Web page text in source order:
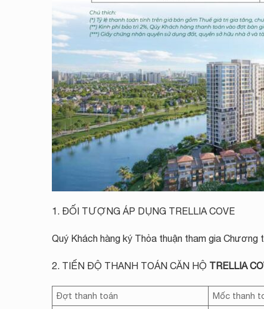
1. ĐỐI TƯỢNG ÁP DỤNG TRELLIA COVE
Quý Khách hàng ký Thỏa thuận tham gia
2. TIẾN ĐỘ THANH TOÁN CĂN HỘ TRELLIA
Đợt thanh toán Mốc thanh